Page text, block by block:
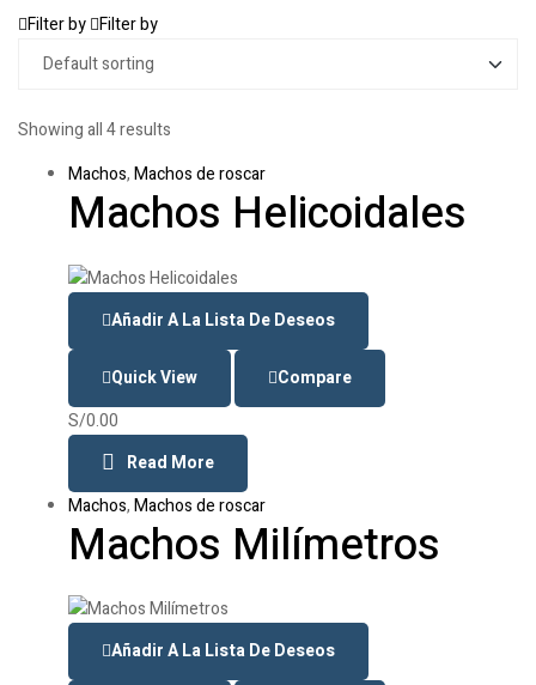
Filter by Filter by
Showing all 4 results
Machos,Machos de roscar
Machos Helicoidales
Añadir A La Lista De Deseos
Quick View
Compare
S/0.00
Read More
Machos,Machos de roscar
Machos Milímetros
Añadir A La Lista De Deseos